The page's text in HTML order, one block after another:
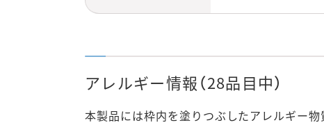
アレルギー情報（28品目中）
本製品には枠内を塗りつぶしたアレルギー物